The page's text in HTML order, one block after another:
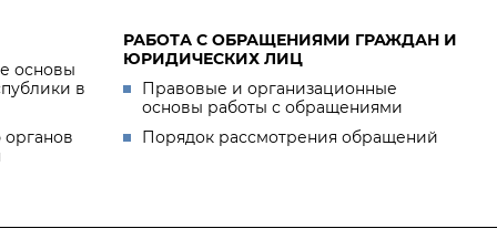
основы
в
РАБОТА С ОБРАЩЕНИЯМИ ГРАЖДАН И
ЮРИДИЧЕСКИХ ЛИЦ
Правовые и организационные
основы работы с обращениями
Порядок рассмотрения обращений